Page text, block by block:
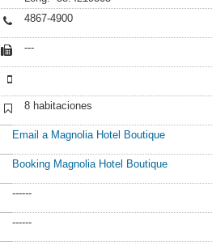
4867-4900
---
8 habitaciones
Email a Magnolia Hotel Boutique
Booking Magnolia Hotel Boutique
------
------